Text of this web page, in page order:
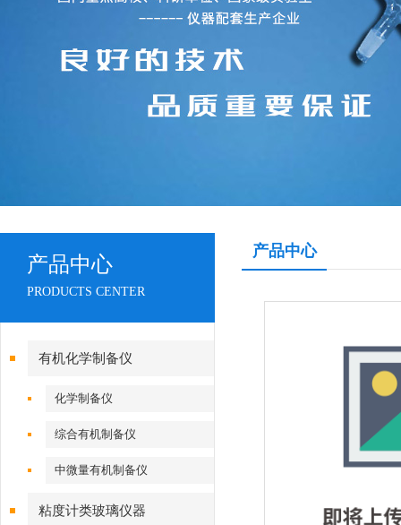
产品中心
PRODUCTS CENTER
有机化学制备仪
化学制备仪
综合有机制备仪
中微量有机制备仪
粘度计类玻璃仪器
产品中心